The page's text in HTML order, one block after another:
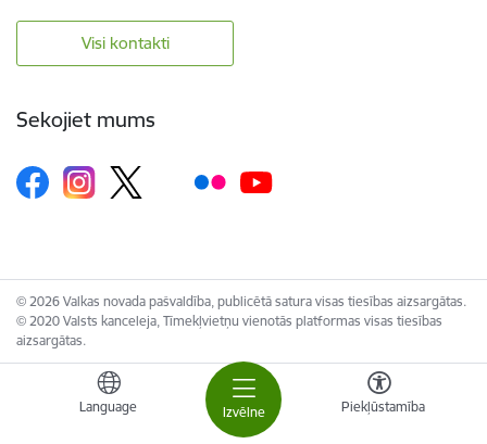
Izvēlne
Language Piekļūstamība
Visi kontakti
Sekojiet mums
© 2026 Valkas novada pašvaldība, publicētā satura visas tiesības aizsargātas.
© 2020 Valsts kanceleja, Tīmekļvietņu vienotās platformas visas tiesības
aizsargātas.